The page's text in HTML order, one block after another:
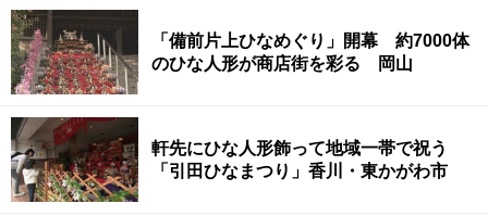
「備前片上ひなめぐり」開幕 約7000体
のひな人形が商店街を彩る 岡山
軒先にひな人形飾って地域一帯で祝う
「引田ひなまつり」香川・東かがわ市